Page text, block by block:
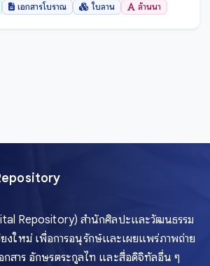
เอกสารโบราณ ใบลาน ล้านนา
Repository) สำนักศิลปะและวัฒนธรรม
งใหม่ เพื่อการอนุรักษ์และเผยแพร่ภาพถ่าย
กสาร อักษรตระกูลไท และสื่อดิจิทัลอื่น ๆ